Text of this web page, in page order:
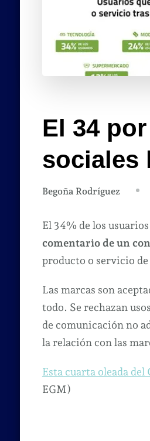
El 34
sociales
Begoña Rodríguez
El 34% de los usuarios
comentario de un
producto o servicio
Las marcas son
todo. Se rechazan
de comunicación no
la relación con las
Esta cuarta oleada
EGM)